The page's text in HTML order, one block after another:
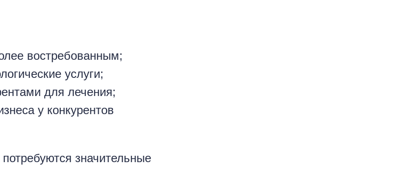
востребованным;
услуги;
для лечения;
у конкурентов
значительные